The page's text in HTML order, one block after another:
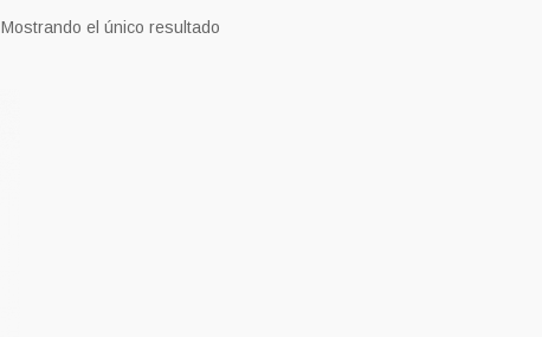
Mostrando el único resultado